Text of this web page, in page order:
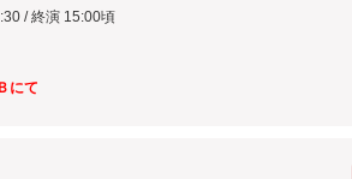
/ 終演 15:00頃
にて